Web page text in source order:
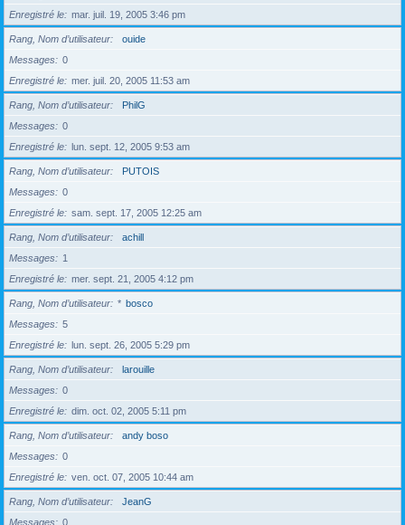
Enregistré le
mar. juil. 19, 2005 3:46 pm
Rang, Nom d’utilisateur
ouide
Messages
0
Enregistré le
mer. juil. 20, 2005 11:53 am
Rang, Nom d’utilisateur
PhilG
Messages
0
Enregistré le
lun. sept. 12, 2005 9:53 am
Rang, Nom d’utilisateur
PUTOIS
Messages
0
Enregistré le
sam. sept. 17, 2005 12:25 am
Rang, Nom d’utilisateur
achill
Messages
1
Enregistré le
mer. sept. 21, 2005 4:12 pm
Rang, Nom d’utilisateur * bosco
Messages
5
Enregistré le
lun. sept. 26, 2005 5:29 pm
Rang, Nom d’utilisateur
larouille
Messages
0
Enregistré le
dim. oct. 02, 2005 5:11 pm
Rang, Nom d’utilisateur
andy boso
Messages
0
Enregistré le
ven. oct. 07, 2005 10:44 am
Rang, Nom d’utilisateur
JeanG
Messages
0